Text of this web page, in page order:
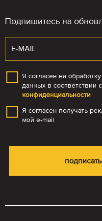
Подпишитесь на
Я согласен на
данных в соответствии с
конфиденциальности
Я согласен получать
мой e-mail